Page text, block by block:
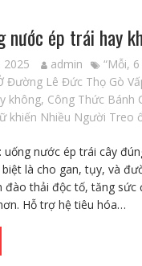
nước ép trái hay
2025 admin “Mỗi,
Đường Lê Đức Thọ Gò
không, Công Thức Bánh
khiến Nhiều Người Treo
uống nước ép trái cây
là cho gan, tụy, và
thải độc tố, tăng sức
Hỗ trợ hệ tiêu hóa…